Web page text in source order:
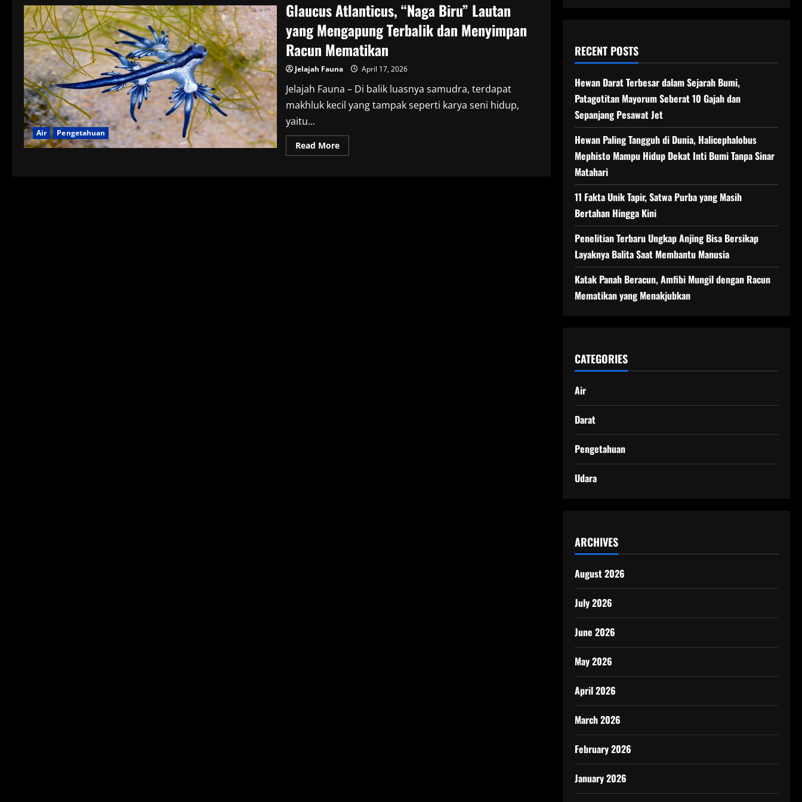
Air Pengetahuan
Glaucus Atlanticus, “Naga Biru” Lautan
yang Mengapung Terbalik dan Menyimpan
Racun Mematikan
Jelajah Fauna April 17, 2026
Jelajah Fauna – Di balik luasnya samudra, terdapat
makhluk kecil yang tampak seperti karya seni hidup,
yaitu...
Read MoreRead
more
RECENT POSTS
Hewan Darat Terbesar dalam Sejarah Bumi,
Patagotitan Mayorum Seberat 10 Gajah dan
Sepanjang Pesawat Jet
Hewan Paling Tangguh di Dunia, Halicephalobus
Mephisto Mampu Hidup Dekat Inti Bumi Tanpa Sinar
Matahari
11 Fakta Unik Tapir, Satwa Purba yang Masih
Bertahan Hingga Kini
Penelitian Terbaru Ungkap Anjing Bisa Bersikap
Layaknya Balita Saat Membantu Manusia
Katak Panah Beracun, Amfibi Mungil dengan Racun
Mematikan yang Menakjubkan
CATEGORIES
Air
Darat
Pengetahuan
Udara
ARCHIVES
August 2026
July 2026
June 2026
May 2026
April 2026
March 2026
February 2026
January 2026